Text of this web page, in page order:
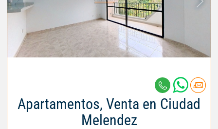
Apartamentos, Venta en Ciudad
Melendez